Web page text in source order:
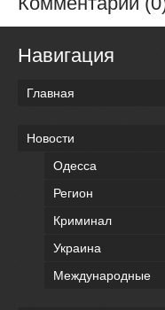
Навигация
Главная
Новости
Одесса
Регион
Криминал
Украина
Международные